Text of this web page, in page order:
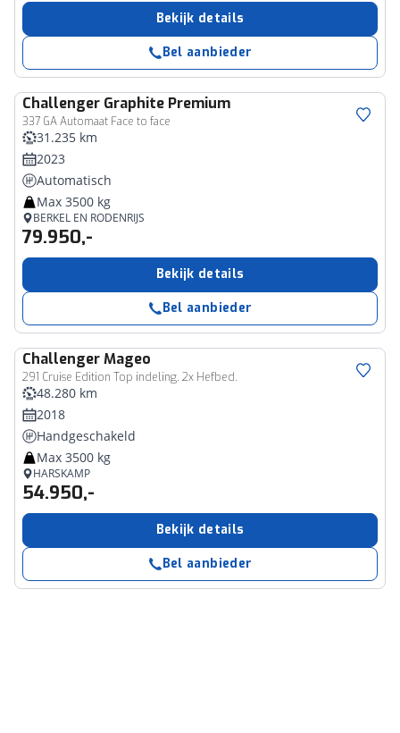
Bekijk details
Bel aanbieder
Challenger Graphite Premium
337 GA Automaat Face to face
31.235 km
2023
Automatisch
Max 3500 kg
BERKEL EN RODENRIJS
79.950,-
Bekijk details
Bel aanbieder
ChallengerMageo
291 Cruise Edition Top indeling, 2x Hefbed.
48.280 km
2018
Handgeschakeld
Max 3500 kg
HARSKAMP
54.950,-
Bekijk details
Bel aanbieder